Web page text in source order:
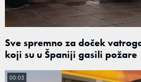
Sve spremno za doček
koji su u Španiji gasili požare
00:05